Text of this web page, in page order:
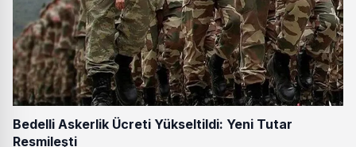
Bedelli Askerlik Ücreti Yükseltildi: Yeni Tutar
Resmileşti